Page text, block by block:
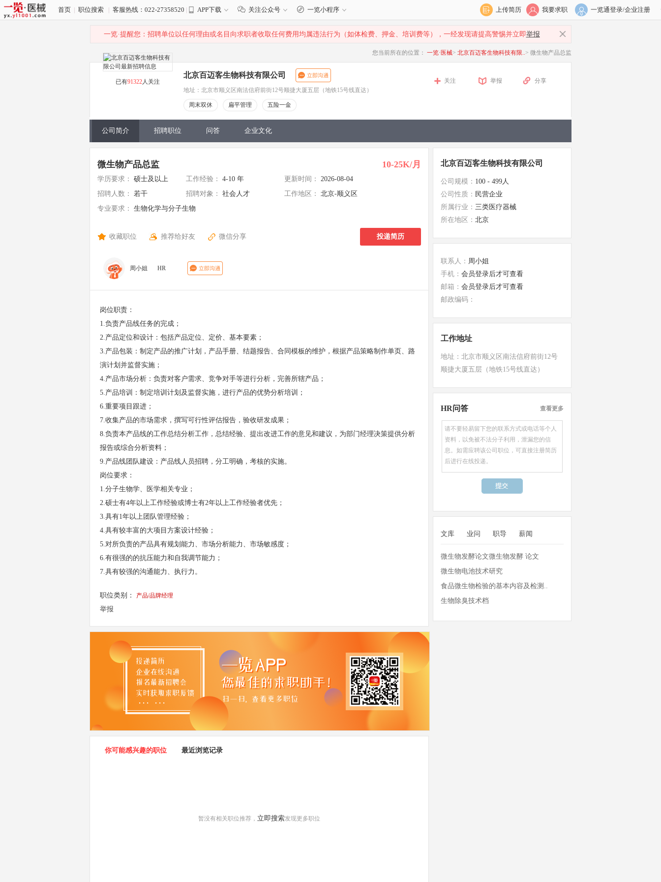
首页 | 职位搜索 | 客服热线：022-27358520 | APP下载 关注公众号 一览小程序 上传简历 我要求职 一览通登录/企业注册
一览·提醒您：招聘单位以任何理由或名目向求职者收取任何费用均属违法行为（如体检费、押金、培训费等），一经发现请提高警惕并立即举报
您当前所在的位置： 一览·医械> 北京百迈客生物科技有限..> 微生物产品总监
已有91322人关注
北京百迈客生物科技有限公司
地址：北京市顺义区南法信府前街12号顺捷大厦五层（地铁15号线直达）
周末双休 扁平管理 五险一金
关注 举报 分享
公司简介 招聘职位 问答 企业文化
微生物产品总监 10-25K/月
学历要求： 硕士及以上 工作经验： 4-10 年 更新时间：
2026-08-04
招聘人数：
若干 招聘对象： 社会人才 工作地区：
北京-顺义区
专业要求：
生物化学与分子生物
收藏职位
推荐给好友 微信分享 投递简历
周小姐 HR
岗位职责：
1.负责产品线任务的完成；
2.产品定位和设计：包括产品定位、定价、基本要素；
3.产品包装：制定产品的推广计划，产品手册、结题报告、合同模板的维护，根据产品策略制作单页、路
演计划并监督实施；
4.产品市场分析：负责对客户需求、竞争对手等进行分析，完善所辖产品；
5.产品培训：制定培训计划及监督实施，进行产品的优势分析培训；
6.重要项目跟进；
7.收集产品的市场需求，撰写可行性评估报告，验收研发成果；
8.负责本产品线的工作总结分析工作，总结经验、提出改进工作的意见和建议，为部门经理决策提供分析
报告或综合分析资料；
9.产品线团队建设：产品线人员招聘，分工明确，考核的实施。
岗位要求：
1.分子生物学、医学相关专业；
2.硕士有4年以上工作经验或博士有2年以上工作经验者优先；
3.具有1年以上团队管理经验；
4.具有较丰富的大项目方案设计经验；
5.对所负责的产品具有规划能力、市场分析能力、市场敏感度；
6.有很强的的抗压能力和自我调节能力；
7.具有较强的沟通能力、执行力。
职位类别： 产品/品牌经理
举报
你可能感兴趣的职位 最近浏览记录
暂没有相关职位推荐， 立即搜索发现更多职位
北京百迈客生物科技有限公司
公司规模： 100 - 499人
公司性质： 民营企业
所属行业： 三类医疗器械
所在地区： 北京
联系人： 周小姐
手机： 会员登录后才可查看
邮箱： 会员登录后才可查看
邮政编码：
工作地址
地址：北京市顺义区南法信府前街12号
顺捷大厦五层（地铁15号线直达）
HR问答 查看更多
文库 业问 职导 薪闻
微生物发酵论文微生物发酵 论文
微生物电池技术研究
食品微生物检验的基本内容及检测..
生物除臭技术档